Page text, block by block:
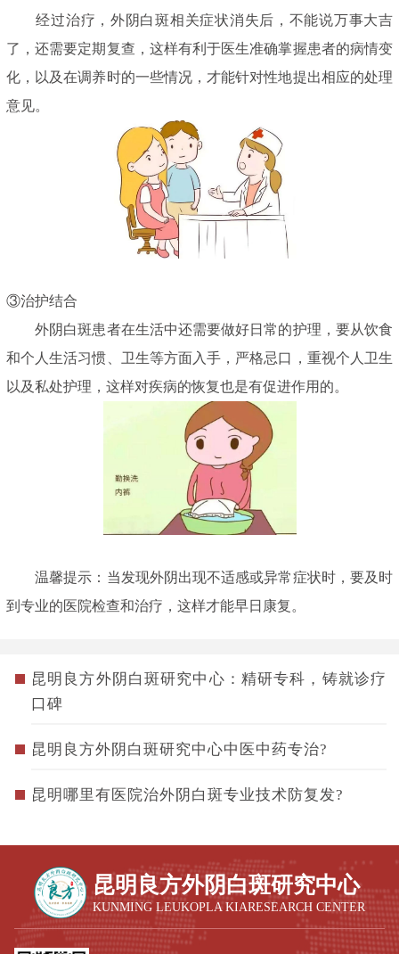
经过治疗，外阴白斑相关症状消失后，不能说万事大吉
了，还需要定期复查，这样有利于医生准确掌握患者的病情变
化，以及在调养时的一些情况，才能针对性地提出相应的处理
意见。
③治护结合
外阴白斑患者在生活中还需要做好日常的护理，要从饮食
和个人生活习惯、卫生等方面入手，严格忌口，重视个人卫生
以及私处护理，这样对疾病的恢复也是有促进作用的。
温馨提示：当发现外阴出现不适感或异常症状时，要及时
到专业的医院检查和治疗，这样才能早日康复。
昆明良方外阴白斑研究中心：精研专科，铸就诊疗
口碑
昆明良方外阴白斑研究中心中医中药专治?
昆明哪里有医院治外阴白斑专业技术防复发?
昆明良方外阴白斑研究中心
KUNMING LEUKOPLA KIARESEARCH CENTER